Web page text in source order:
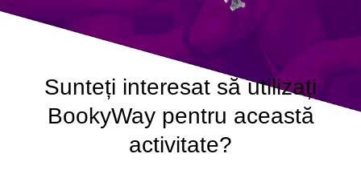
Sunteți interesat să utilizați
BookyWay pentru această
activitate?